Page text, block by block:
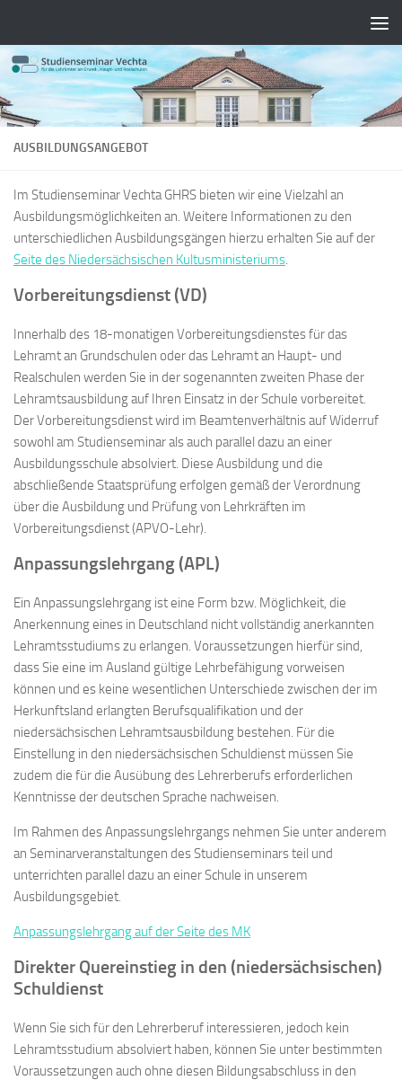
AUSBILDUNGSANGEBOT
Im Studienseminar Vechta GHRS bieten wir eine Vielzahl an
Ausbildungsmöglichkeiten an. Weitere Informationen zu den
unterschiedlichen Ausbildungsgängen hierzu erhalten Sie auf der
Seite des Niedersächsischen Kultusministeriums.
Vorbereitungsdienst (VD)
Innerhalb des 18-monatigen Vorbereitungsdienstes für das
Lehramt an Grundschulen oder das Lehramt an Haupt- und
Realschulen werden Sie in der sogenannten zweiten Phase der
Lehramtsausbildung auf Ihren Einsatz in der Schule vorbereitet.
Der Vorbereitungsdienst wird im Beamtenverhältnis auf Widerruf
sowohl am Studienseminar als auch parallel dazu an einer
Ausbildungsschule absolviert. Diese Ausbildung und die
abschließende Staatsprüfung erfolgen gemäß der Verordnung
über die Ausbildung und Prüfung von Lehrkräften im
Vorbereitungsdienst (APVO-Lehr).
Anpassungslehrgang (APL)
Ein Anpassungslehrgang ist eine Form bzw. Möglichkeit, die
Anerkennung eines in Deutschland nicht vollständig anerkannten
Lehramtsstudiums zu erlangen. Voraussetzungen hierfür sind,
dass Sie eine im Ausland gültige Lehrbefähigung vorweisen
können und es keine wesentlichen Unterschiede zwischen der im
Herkunftsland erlangten Berufsqualifikation und der
niedersächsischen Lehramtsausbildung bestehen. Für die
Einstellung in den niedersächsischen Schuldienst müssen Sie
zudem die für die Ausübung des Lehrerberufs erforderlichen
Kenntnisse der deutschen Sprache nachweisen.
Im Rahmen des Anpassungslehrgangs nehmen Sie unter anderem
an Seminarveranstaltungen des Studienseminars teil und
unterrichten parallel dazu an einer Schule in unserem
Ausbildungsgebiet.
Anpassungslehrgang auf der Seite des MK
Direkter Quereinstieg in den (niedersächsischen)
Schuldienst
Wenn Sie sich für den Lehrerberuf interessieren, jedoch kein
Lehramtsstudium absolviert haben, können Sie unter bestimmten
Voraussetzungen auch ohne diesen Bildungsabschluss in den